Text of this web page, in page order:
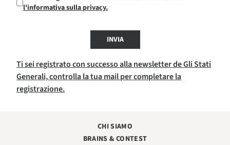
l'informativa sulla privacy.
INVIA
Ti sei registrato con successo alla newsletter de Gli Stati
Generali, controlla la tua mail per completare la
registrazione.
CHI SIAMO
BRAINS & CONTEST